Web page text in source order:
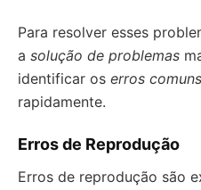
Para resolver esses
a solução de problemas
identificar os erros comuns
rapidamente.
Erros de Reprodução
Erros de reprodução são